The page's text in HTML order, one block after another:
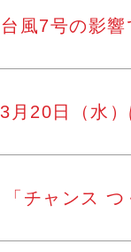
台風7号の影
3月20日（水
「チャンス